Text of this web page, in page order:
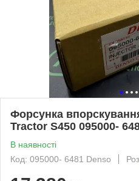
Форсунка
Tractor S450 095000-
В наявності
Код: 095000- 6481 Denso